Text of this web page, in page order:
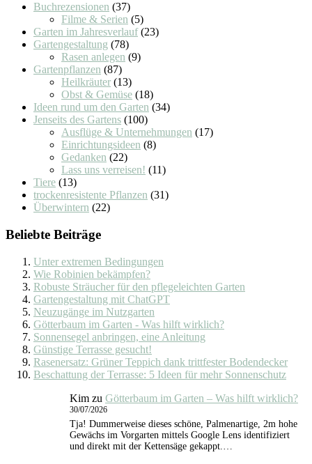
Buchrezensionen (37)
Filme & Serien (5)
Garten im Jahresverlauf(23)
Gartengestaltung (78)
Rasen anlegen (9)
Gartenpflanzen (87)
Heilkräuter (13)
Obst & Gemüse (18)
Ideen rund um den Garten (34)
Jenseits des Gartens (100)
Ausflüge & Unternehmungen (17)
Einrichtungsideen (8)
Gedanken (22)
Lass uns verreisen! (11)
Tiere (13)
trockenresistente Pflanzen (31)
Überwintern (22)
Beliebte Beiträge
Unter extremen Bedingungen
Wie Robinien bekämpfen?
Robuste Sträucher für den pflegeleichten Garten
Gartengestaltung mit ChatGPT
Neuzugänge im Nutzgarten
Götterbaum im Garten - Was hilft wirklich?
Sonnensegel anbringen, eine Anleitung
Günstige Terrasse gesucht!
Rasenersatz: Grüner Teppich dank trittfester Bodendecker
Beschattung der Terrasse: 5 Ideen für mehr Sonnenschutz
Kim zu Götterbaum im Garten – Was hilft wirklich?
30/07/2026
Tja! Dummerweise dieses schöne, Palmenartige, 2m hohe
Gewächs im Vorgarten mittels Google Lens identifiziert
und direkt mit der Kettensäge gekappt.…